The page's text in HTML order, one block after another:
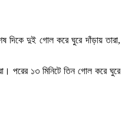
দিকে দুই গোল করে ঘুরে দাঁড়ায় তারা,
পরের ১৩ মিনিটে তিন গোল করে ঘুরে